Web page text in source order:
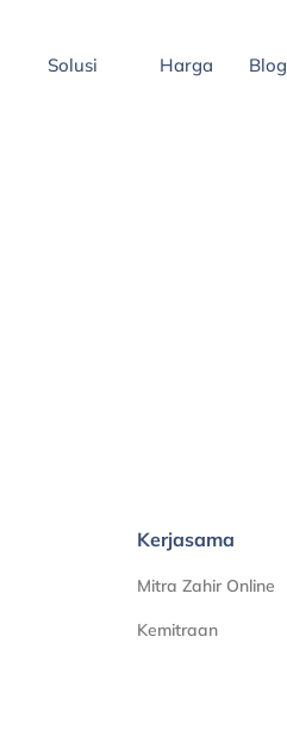
Solusi Harga Blog
Kerjasama
Mitra Zahir Online
Kemitraan